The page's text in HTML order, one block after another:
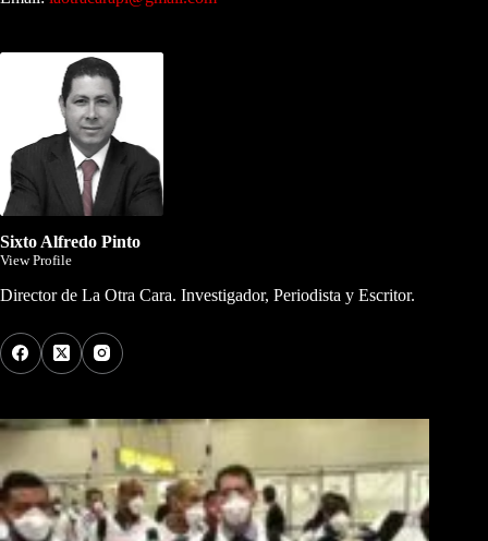
Sixto Alfredo Pinto
View Profile
Director de La Otra Cara. Investigador, Periodista y Escritor.